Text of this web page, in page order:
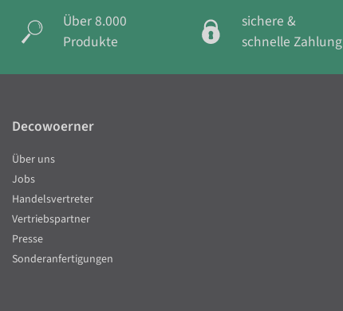
Über 8.000
Produkte
sichere &
schnelle Zahlung
Decowoerner
Über uns
Jobs
Handelsvertreter
Vertriebspartner
Presse
Sonderanfertigungen